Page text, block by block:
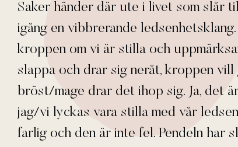
Saker händer där ute i livet som slår
igång en vibbrerande
kroppen om vi är stilla och
slappa och drar sig neråt, kroppen
bröst/mage drar det ihop sig. Ja, det
jag/vi lyckas vara stilla med vår
farlig och den är inte fel. Pendeln har